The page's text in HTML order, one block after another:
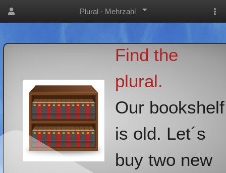
Plural - Mehrzahl
Find the
plural.
Our bookshelf
is old. Let´s
buy two new